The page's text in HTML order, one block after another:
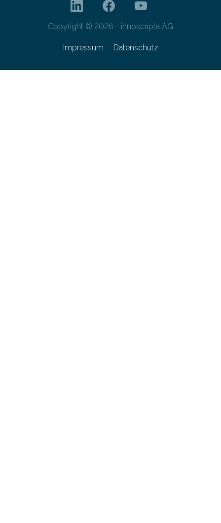
Copyright © 2026 - innoscripta AG
Impressum Datenschutz